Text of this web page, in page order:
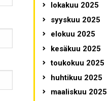
lokakuu 2025
syyskuu 2025
elokuu 2025
kesäkuu 2025
toukokuu 2025
huhtikuu 2025
maaliskuu 2025